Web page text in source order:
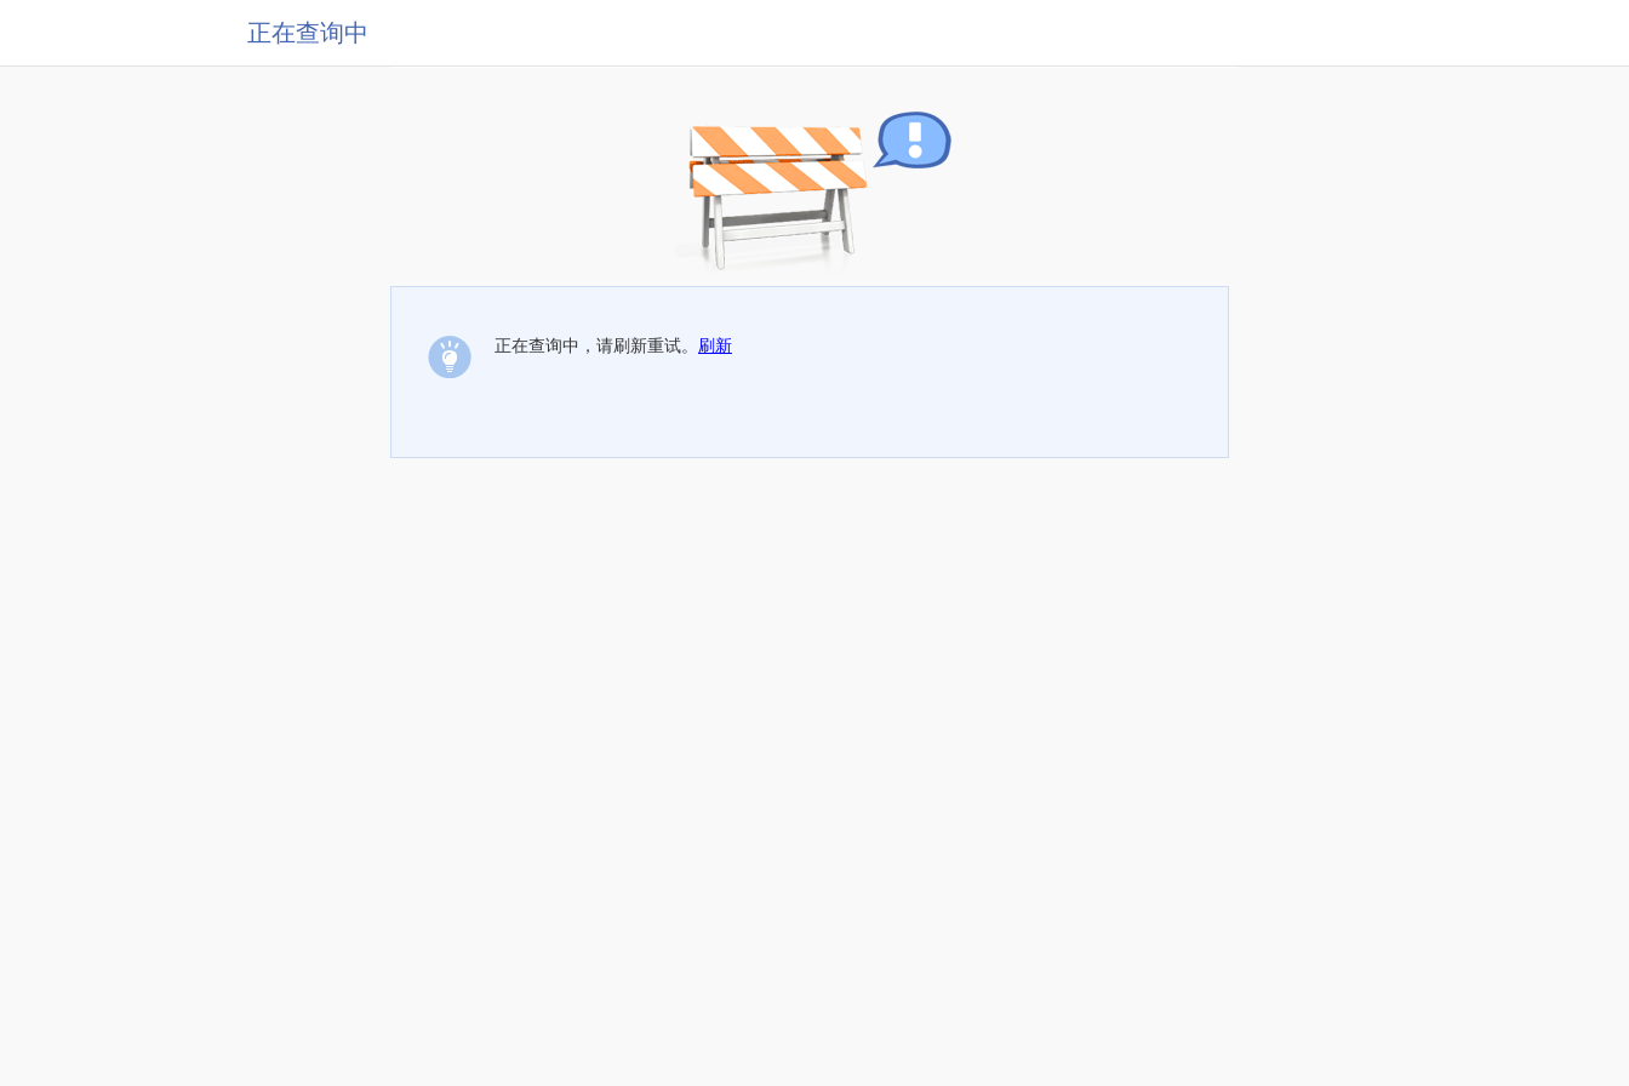
正在查询中
正在查询中，请刷新重试。 刷新